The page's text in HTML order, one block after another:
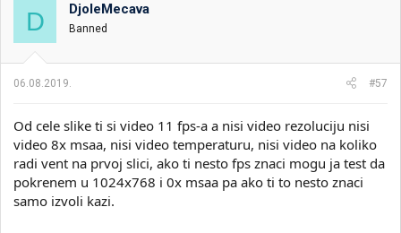
D DjoleMecava
Banned
06.08.2019. #57
Od cele slike ti si video 11 fps-a a nisi video rezoluciju nisi
video 8x msaa, nisi video temperaturu, nisi video na koliko
radi vent na prvoj slici, ako ti nesto fps znaci mogu ja test da
pokrenem u 1024x768 i 0x msaa pa ako ti to nesto znaci
samo izvoli kazi.